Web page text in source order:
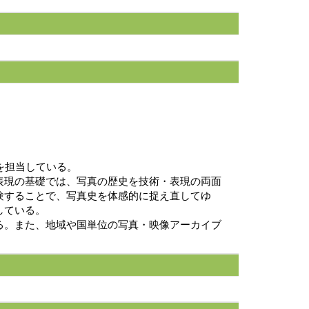
当している。
の基礎では、写真の歴史を技術・表現の両面
ることで、写真史を体感的に捉え直してゆ
いる。
また、地域や国単位の写真・映像アーカイブ